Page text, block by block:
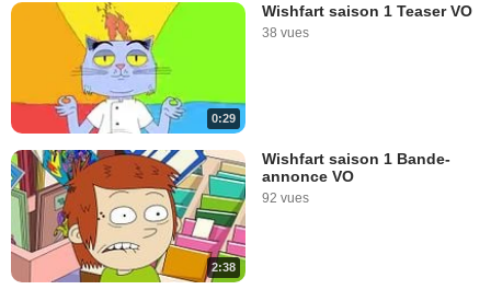
0:29
Wishfart saison 1 Teaser VO
38 vues
2:38
Wishfart saison 1 Bande-
annonce VO
92 vues